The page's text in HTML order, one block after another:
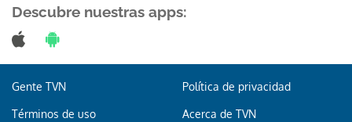
Descubre nuestras apps:
Gente TVN Política de privacidad
Términos de uso Acerca de TVN